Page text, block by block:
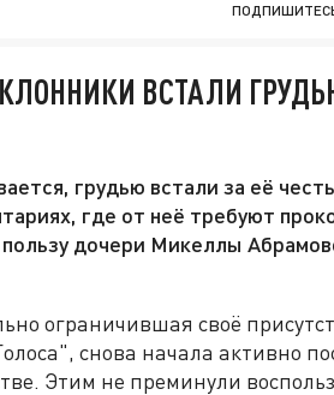
ВСТАЛИ
грудью встали за её
где от неё требуют
пользу дочери Микеллы
ограничившая своё
снова начала активно
Этим не преминули